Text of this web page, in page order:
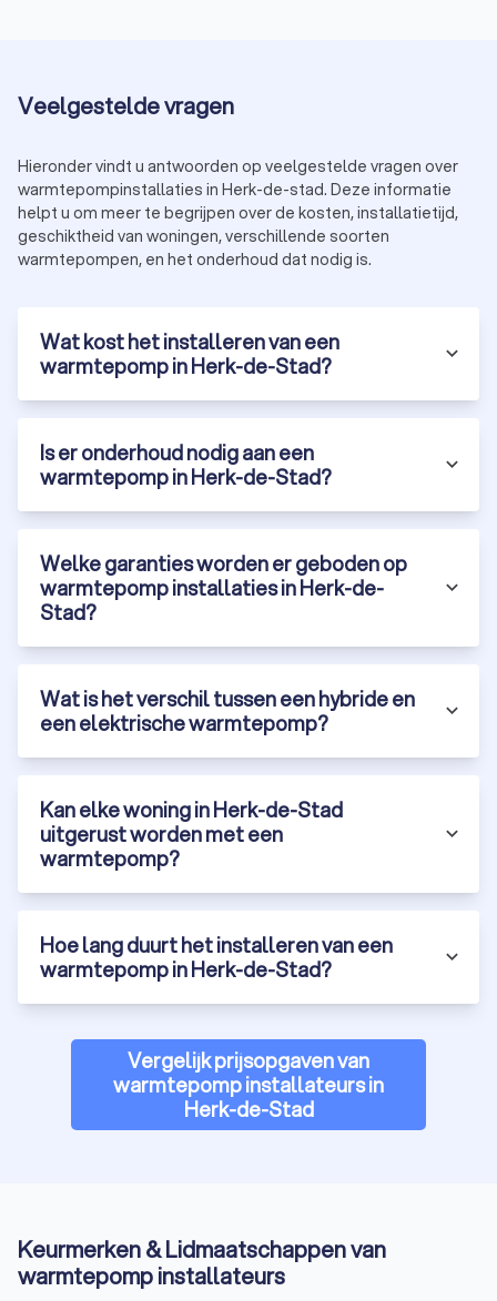
Veelgestelde vragen
Hieronder vindt u antwoorden op veelgestelde vragen over
warmtepompinstallaties in Herk-de-stad. Deze informatie
helpt u om meer te begrijpen over de kosten, installatietijd,
geschiktheid van woningen, verschillende soorten
warmtepompen, en het onderhoud dat nodig is.
Wat kost het installeren van een
warmtepomp in Herk-de-Stad?
Is er onderhoud nodig aan een
warmtepomp in Herk-de-Stad?
Welke garanties worden er geboden op
warmtepomp installaties in Herk-de-
Stad?
Wat is het verschil tussen een hybride en
een elektrische warmtepomp?
Kan elke woning in Herk-de-Stad
uitgerust worden met een
warmtepomp?
Hoe lang duurt het installeren van een
warmtepomp in Herk-de-Stad?
Vergelijk prijsopgaven van
warmtepomp installateurs in
Herk-de-Stad
Keurmerken & Lidmaatschappen van
warmtepomp installateurs